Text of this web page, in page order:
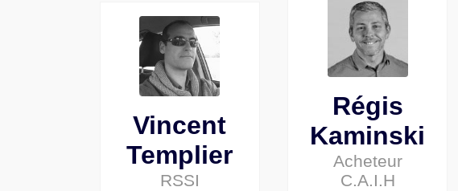
Vincent
Templier
RSSI
Régis
Kaminski
Acheteur
C.A.I.H